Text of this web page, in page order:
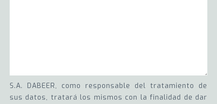
S.A. DABEER, como responsable del tratamiento de
sus datos, tratará los mismos con la finalidad de dar